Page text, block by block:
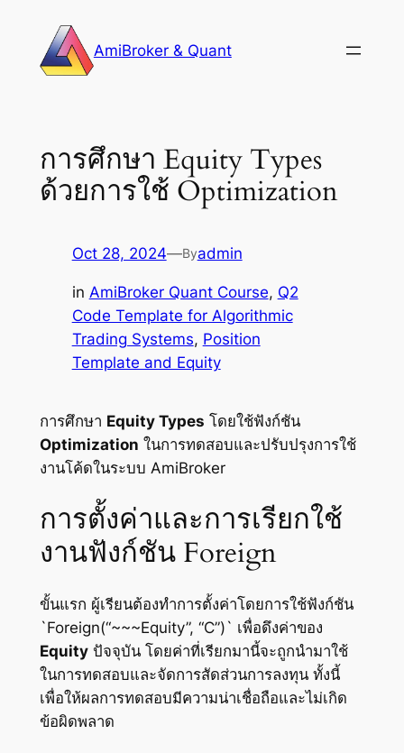
content
AmiBroker & Quant
การศึกษา Equity Types
ด้วยการใช้ Optimization
Oct 28, 2024—Byadmin
in AmiBroker Quant Course, Q2
Code Template for Algorithmic
Trading Systems, Position
Template and Equity
การศึกษา Equity Types โดยใช้ฟังก์ชัน
Optimization ในการทดสอบและปรับปรุงการใช้
งานโค้ดในระบบ AmiBroker
การตั้งค่าและการเรียกใช้
งานฟังก์ชัน Foreign
ขั้นแรก ผู้เรียนต้องทำการตั้งค่าโดยการใช้ฟังก์ชัน
`Foreign(“~~~Equity”, “C”)` เพื่อดึงค่าของ
Equityปัจจุบัน โดยค่าที่เรียกมานี้จะถูกนำมาใช้
ในการทดสอบและจัดการสัดส่วนการลงทุน ทั้งนี้
เพื่อให้ผลการทดสอบมีความน่าเชื่อถือและไม่เกิด
ข้อผิดพลาด